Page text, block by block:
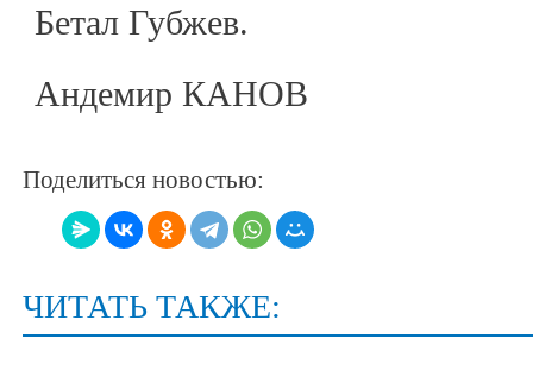
Бетал Губжев.
Андемир КАНОВ
Поделиться новостью:
ЧИТАТЬ ТАКЖЕ: